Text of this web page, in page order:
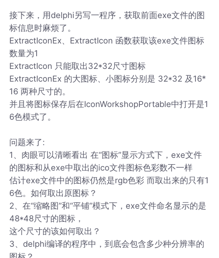
接下来，用delphi另写一程序，获取前面exe文件的图
标信息时麻烦了。
ExtractIconEx、ExtractIcon 函数获取该exe文件图标
数量为1
ExtractIcon 只能取出32*32尺寸图标
ExtractIconEx 的大图标、小图标分别是 32*32 及16*
16 两种尺寸的。
并且将图标保存后在IconWorkshopPortable中打开是1
6色模式了。
问题来了:
1、肉眼可以清晰看出 在“图标”显示方式下，exe文件
的图标和从exe中取出的ico文件图标色彩数不一样
估计exe文件中的图标仍然是rgb色彩 而取出来的只有1
6色。如何取出原图标？
2、在“缩略图”和“平铺”模式下，exe文件命名显示的是
48*48尺寸的图标，
这个尺寸的该如何取出？
3、delphi编译的程序中，到底会包含多少种分辨率的